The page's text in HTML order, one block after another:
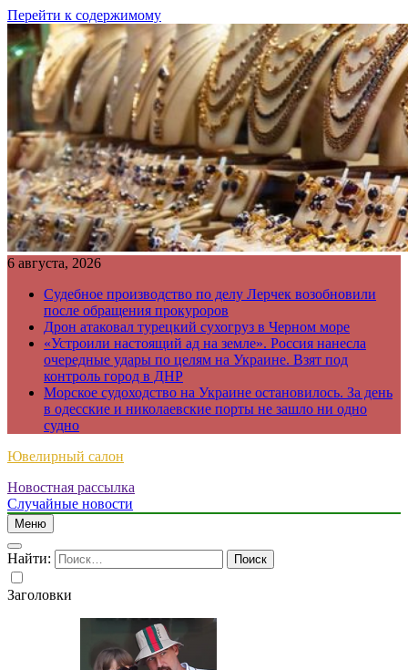
Перейти к содержимому
6 августа, 2026
Судебное производство по делу Лерчек возобновили
после обращения прокуроров
Дрон атаковал турецкий сухогруз в Черном море
«Устроили настоящий ад на земле». Россия нанесла
очередные удары по целям на Украине. Взят под
контроль город в ДНР
Морское судоходство на Украине остановилось. За день
в одесские и николаевские порты не зашло ни одно
судно
Ювелирный салон
Новостная рассылка
Случайные новости
Меню
Найти:
Заголовки